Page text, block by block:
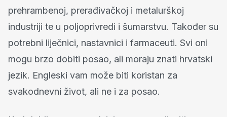
prehrambenoj, prerađivačkoj i metalurškoj
industriji te u poljoprivredi i šumarstvu. Također su
potrebni liječnici, nastavnici i farmaceuti. Svi oni
mogu brzo dobiti posao, ali moraju znati hrvatski
jezik. Engleski vam može biti koristan za
svakodnevni život, ali ne i za posao.